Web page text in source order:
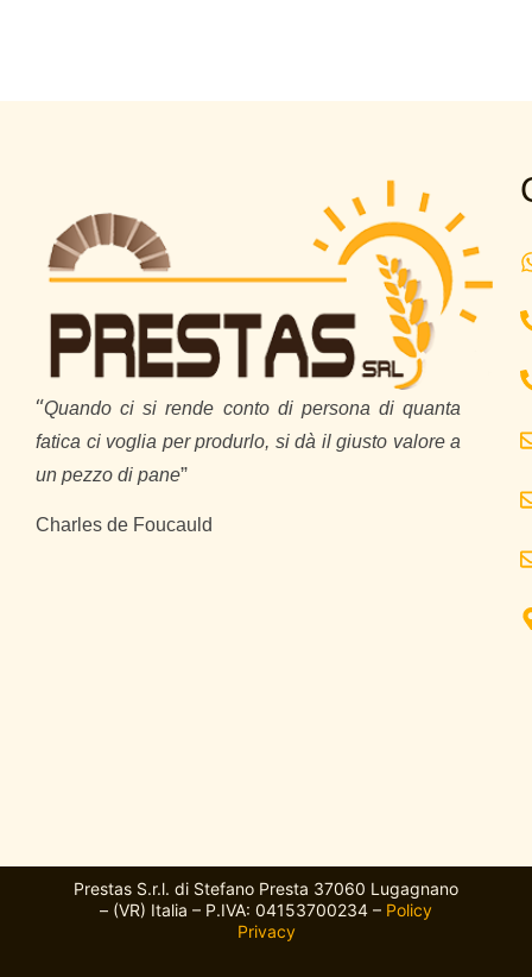
“Quando ci si rende conto di persona di quanta
fatica ci voglia per produrlo, si dà il giusto valore a
un pezzo di pane”
Charles de Foucauld
Prestas S.r.l. di Stefano Presta 37060 Lugagnano
– (VR) Italia – P.IVA: 04153700234 – Policy
Privacy